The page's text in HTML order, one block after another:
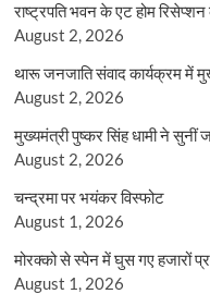
राष्ट्रपति भवन के एट होम रिसेप्शन
August 2, 2026
थारू जनजाति संवाद कार्यक्रम में
August 2, 2026
मुख्यमंत्री पुष्कर सिंह धामी ने सुनीं
August 2, 2026
चन्द्रमा पर भयंकर विस्फोट
August 1, 2026
मोरक्को से स्पेन में घुस गए हजारों
August 1, 2026